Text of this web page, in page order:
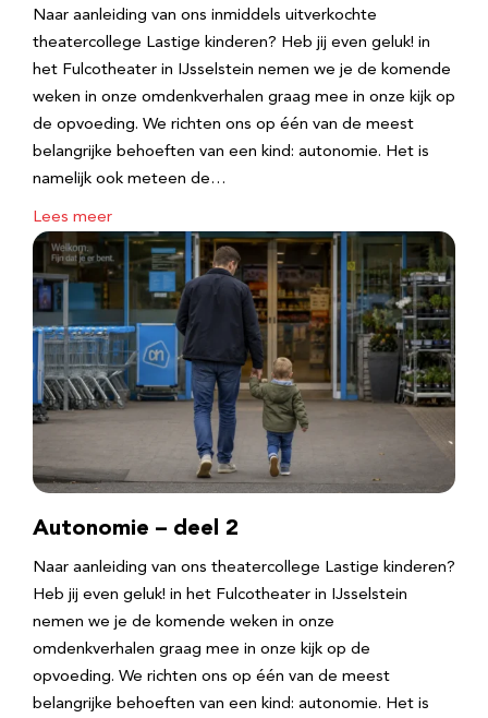
Naar aanleiding van ons inmiddels uitverkochte
theatercollege Lastige kinderen? Heb jij even geluk! in
het Fulcotheater in IJsselstein nemen we je de komende
weken in onze omdenkverhalen graag mee in onze kijk op
de opvoeding. We richten ons op één van de meest
belangrijke behoeften van een kind: autonomie. Het is
namelijk ook meteen de…
Lees meer
Autonomie – deel 2
Naar aanleiding van ons theatercollege Lastige kinderen?
Heb jij even geluk! in het Fulcotheater in IJsselstein
nemen we je de komende weken in onze
omdenkverhalen graag mee in onze kijk op de
opvoeding. We richten ons op één van de meest
belangrijke behoeften van een kind: autonomie. Het is